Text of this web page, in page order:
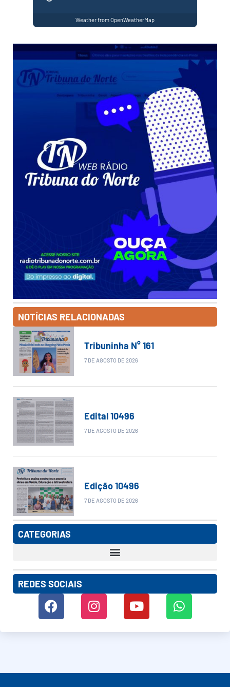
Weather from OpenWeatherMap
NOTÍCIAS RELACIONADAS
Tribuninha N° 161
7 DE AGOSTO DE 2026
Edital 10496
7 DE AGOSTO DE 2026
Edição 10496
7 DE AGOSTO DE 2026
CATEGORIAS
REDES SOCIAIS